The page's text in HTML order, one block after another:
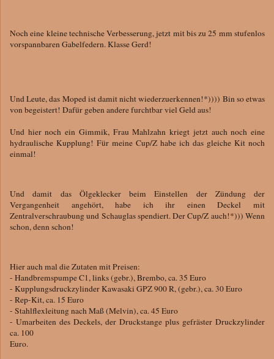
Noch eine kleine technische Verbesserung, jetzt mit bis zu 25 mm stufenlos
vorspannbaren Gabelfedern. Klasse Gerd!
Und Leute, das Moped ist damit nicht wiederzuerkennen!*)))) Bin so etwas
von begeistert! Dafür geben andere furchtbar viel Geld aus!
Und hier noch ein Gimmik, Frau Mahlzahn kriegt jetzt auch noch eine
hydraulische Kupplung! Für meine Cup/Z habe ich das gleiche Kit noch
einmal!
Und damit das Ölgeklecker beim Einstellen der Zündung der
Vergangenheit angehört, habe ich ihr einen Deckel mit
Zentralverschraubung und Schauglas spendiert. Der Cup/Z auch!*))) Wenn
schon, denn schon!
Hier auch mal die Zutaten mit Preisen:
- Handbremspumpe C1, links (gebr.), Brembo, ca. 35 Euro
- Kupplungsdruckzylinder Kawasaki GPZ 900 R, (gebr.), ca. 30 Euro
- Rep-Kit, ca. 15 Euro
- Stahlflexleitung nach Maß (Melvin), ca. 45 Euro
- Umarbeiten des Deckels, der Druckstange plus gefräster Druckzylinder
ca. 100
Euro.